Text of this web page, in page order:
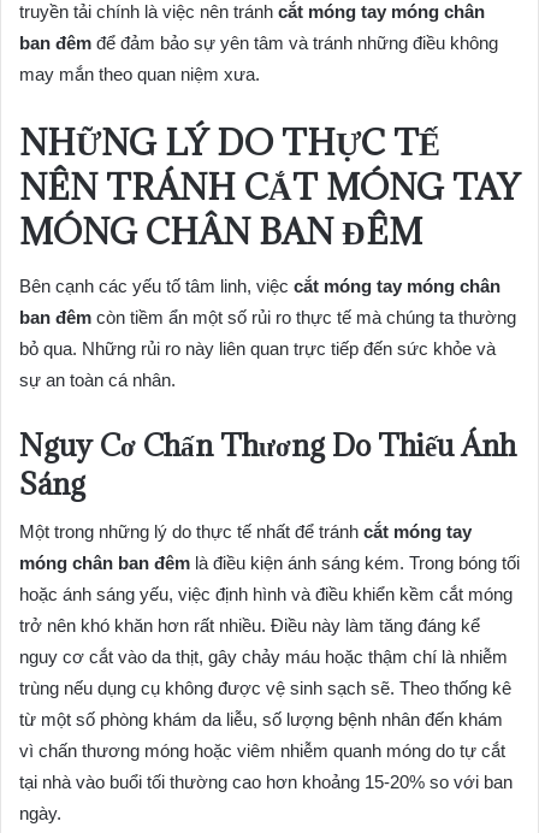
truyền tải chính là việc nên tránh cắt móng tay móng chân
ban đêm để đảm bảo sự yên tâm và tránh những điều không
may mắn theo quan niệm xưa.
NHỮNG LÝ DO THỰC TẾ
NÊN TRÁNH CẮT MÓNG TAY
MÓNG CHÂN BAN ĐÊM
Bên cạnh các yếu tố tâm linh, việc cắt móng tay móng chân
ban đêm còn tiềm ẩn một số rủi ro thực tế mà chúng ta thường
bỏ qua. Những rủi ro này liên quan trực tiếp đến sức khỏe và
sự an toàn cá nhân.
Nguy Cơ Chấn Thương Do Thiếu Ánh
Sáng
Một trong những lý do thực tế nhất để tránh cắt móng tay
móng chân ban đêm là điều kiện ánh sáng kém. Trong bóng tối
hoặc ánh sáng yếu, việc định hình và điều khiển kềm cắt móng
trở nên khó khăn hơn rất nhiều. Điều này làm tăng đáng kể
nguy cơ cắt vào da thịt, gây chảy máu hoặc thậm chí là nhiễm
trùng nếu dụng cụ không được vệ sinh sạch sẽ. Theo thống kê
từ một số phòng khám da liễu, số lượng bệnh nhân đến khám
vì chấn thương móng hoặc viêm nhiễm quanh móng do tự cắt
tại nhà vào buổi tối thường cao hơn khoảng 15-20% so với ban
ngày.